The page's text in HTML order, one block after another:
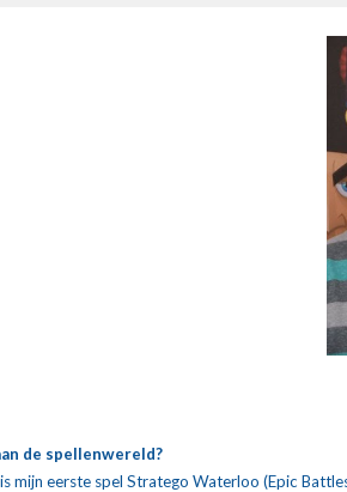
de spellenwereld?
mijn eerste spel Stratego Waterloo (Epic